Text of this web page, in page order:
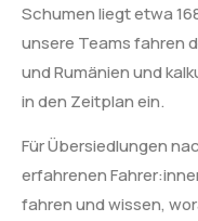
Schumen liegt etwa
unsere Teams fahren
und Rumänien und
in den Zeitplan ein.
Für Übersiedlungen
erfahrenen
fahren und wissen,